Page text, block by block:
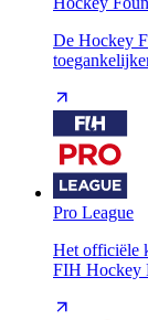
De Hockey
Pro League
Het officiële
FIH Hockey